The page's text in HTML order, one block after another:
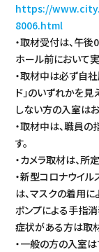
https://
8006.html
・取材受付は、午
ホール前において実
・取材中は必ず自社
ド」のいずれかを
しない方の入室は
・取材中は、職員の
す。
・カメラ取材は、所
・新型コロナウイ
は、マスクの着用
ポンプによる手指
症状がある方は取
・一般の方の入室は